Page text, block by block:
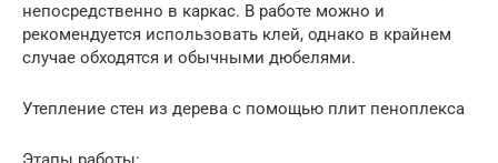
непосредственно в каркас. В работе можно и
рекомендуется использовать клей, однако в крайнем
случае обходятся и обычными дюбелями.
Утепление стен из дерева с помощью плит пеноплекса